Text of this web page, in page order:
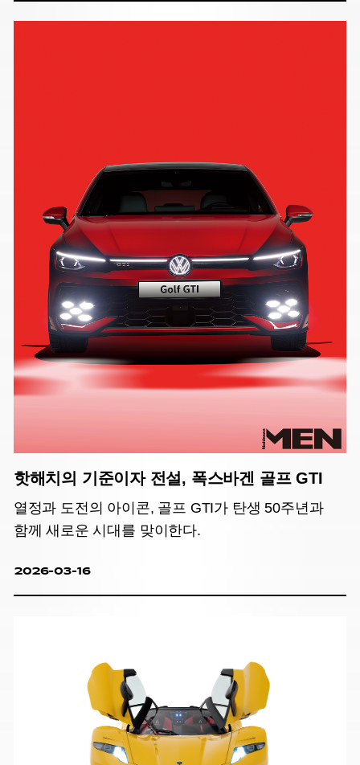
핫해치의 기준이자 전설, 폭스바겐 골프 GTI
열정과 도전의 아이콘, 골프 GTI가 탄생 50주년과
함께 새로운 시대를 맞이한다.
2026-03-16